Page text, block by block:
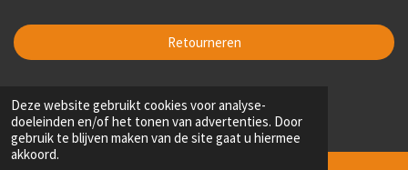
Deze website gebruikt cookies voor analyse-
doeleinden en/of het tonen van advertenties. Door
gebruik te blijven maken van de site gaat u hiermee
akkoord.
Retourneren
R
a
t
i
1
s
t
2
s
t
3
s
t
4
s
t
5
s
t
S
t
e
200 stemmen